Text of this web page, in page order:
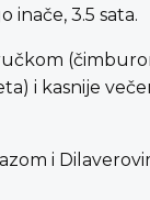
inače, 3.5 sata.
i kasnije
i